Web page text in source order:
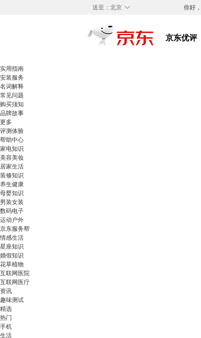
◇
送至： 北京 你好，
实用指南
安装服务
名词解释
常见问题
购买须知
品牌故事
更多
评测体验
帮助中心
家电知识
美容美妆
居家生活
装修知识
养生健康
母婴知识
男装女装
数码电子
运动户外
京东服务帮
情感生活
星座知识
婚假知识
花草植物
互联网医院
互联网医疗
资讯
趣味测试
精选
热门
手机
生活